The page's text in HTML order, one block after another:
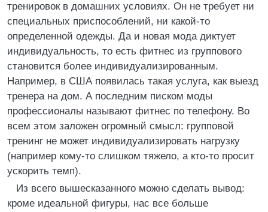
тренировок в домашних условиях. Он не требует ни
специальных приспособлений, ни какой-то
определенной одежды. Да и новая мода диктует
индивидуальность, то есть фитнес из группового
становится более индивидуализированным.
Например, в США появилась такая услуга, как выезд
тренера на дом. А последним писком моды
профессионалы называют фитнес по телефону. Во
всем этом заложен огромный смысл: групповой
тренинг не может индивидуализировать нагрузку
(например кому-то слишком тяжело, а кто-то просит
ускорить темп).
Из всего вышесказанного можно сделать вывод:
кроме идеальной фигуры, нас все больше